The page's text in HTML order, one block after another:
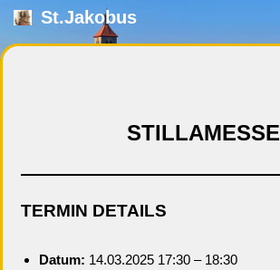
Zum
St.Jakobus
STILLAMESSE
TERMIN DETAILS
Datum: 14.03.2025 17:30 – 18:30